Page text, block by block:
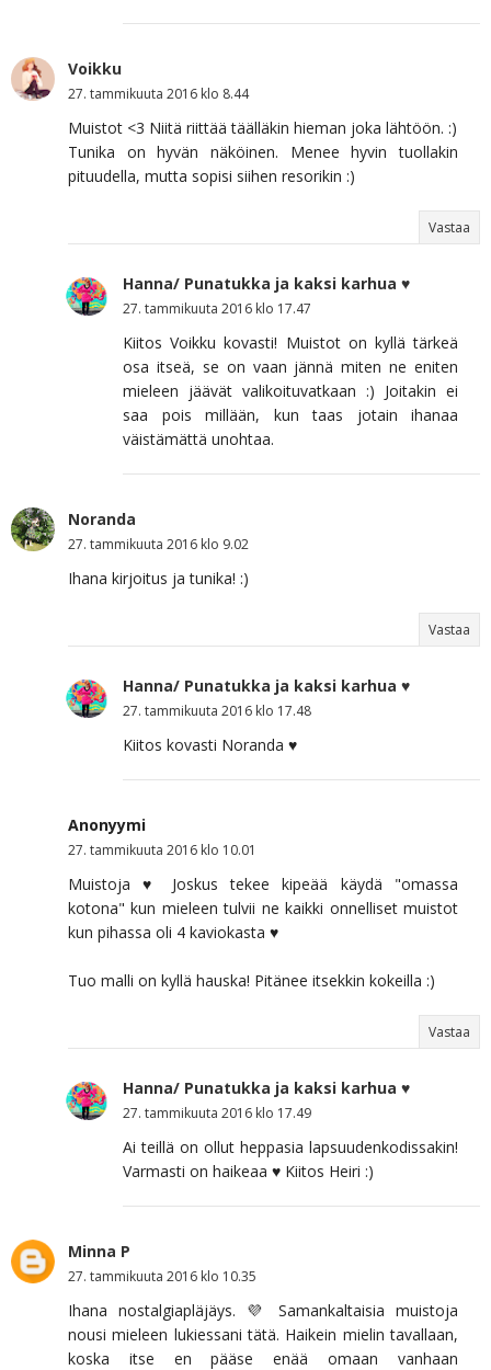
Voikku
27. tammikuuta 2016 klo 8.44
Muistot <3 Niitä riittää täälläkin hieman joka lähtöön. :)
Tunika on hyvän näköinen. Menee hyvin tuollakin
pituudella, mutta sopisi siihen resorikin :)
Vastaa
Hanna/ Punatukka ja kaksi karhua ♥
27. tammikuuta 2016 klo 17.47
Kiitos Voikku kovasti! Muistot on kyllä tärkeä
osa itseä, se on vaan jännä miten ne eniten
mieleen jäävät valikoituvatkaan :) Joitakin ei
saa pois millään, kun taas jotain ihanaa
väistämättä unohtaa.
Noranda
27. tammikuuta 2016 klo 9.02
Ihana kirjoitus ja tunika! :)
Vastaa
Hanna/ Punatukka ja kaksi karhua ♥
27. tammikuuta 2016 klo 17.48
Kiitos kovasti Noranda ♥
Anonyymi
27. tammikuuta 2016 klo 10.01
Muistoja ♥ Joskus tekee kipeää käydä "omassa
kotona" kun mieleen tulvii ne kaikki onnelliset muistot
kun pihassa oli 4 kaviokasta ♥
Tuo malli on kyllä hauska! Pitänee itsekkin kokeilla :)
Vastaa
Hanna/ Punatukka ja kaksi karhua ♥
27. tammikuuta 2016 klo 17.49
Ai teillä on ollut heppasia lapsuudenkodissakin!
Varmasti on haikeaa ♥ Kiitos Heiri :)
Minna P
27. tammikuuta 2016 klo 10.35
Ihana nostalgiapläjäys. 💜 Samankaltaisia muistoja
nousi mieleen lukiessani tätä. Haikein mielin tavallaan,
koska itse en pääse enää omaan vanhaan